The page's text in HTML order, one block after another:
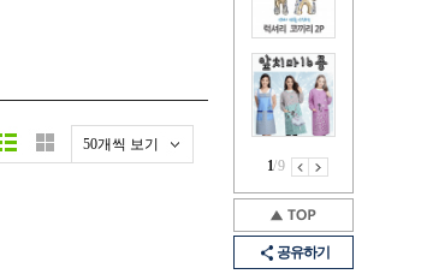
1/9
공유하기
50개씩 보기